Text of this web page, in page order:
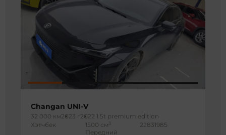
Changan UNI-V
32 000 км2023 г 2022 1.5t premium edition
Хэтчбек
1500 см 3
Передний
22831985